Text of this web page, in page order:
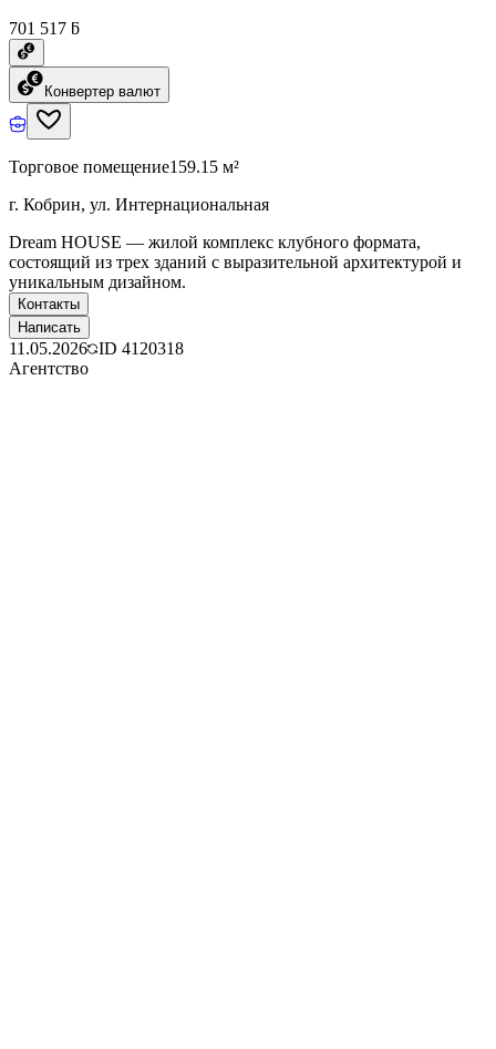
701 517 ƃ
Конвертер валют
Торговое помещение159.15 м²
г. Кобрин, ул. Интернациональная
Dream HOUSE — жилой комплекс клубного формата,
состоящий из трех зданий с выразительной архитектурой и
уникальным дизайном.
Контакты
Написать
11.05.2026 ID 4120318
Агентство